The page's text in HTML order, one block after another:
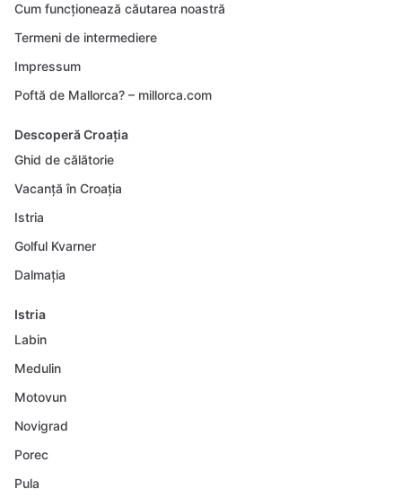
Cum funcționează căutarea noastră
Termeni de intermediere
Impressum
Poftă de Mallorca? – millorca.com
Descoperă Croația
Ghid de călătorie
Vacanță în Croația
Istria
Golful Kvarner
Dalmația
Istria
Labin
Medulin
Motovun
Novigrad
Porec
Pula